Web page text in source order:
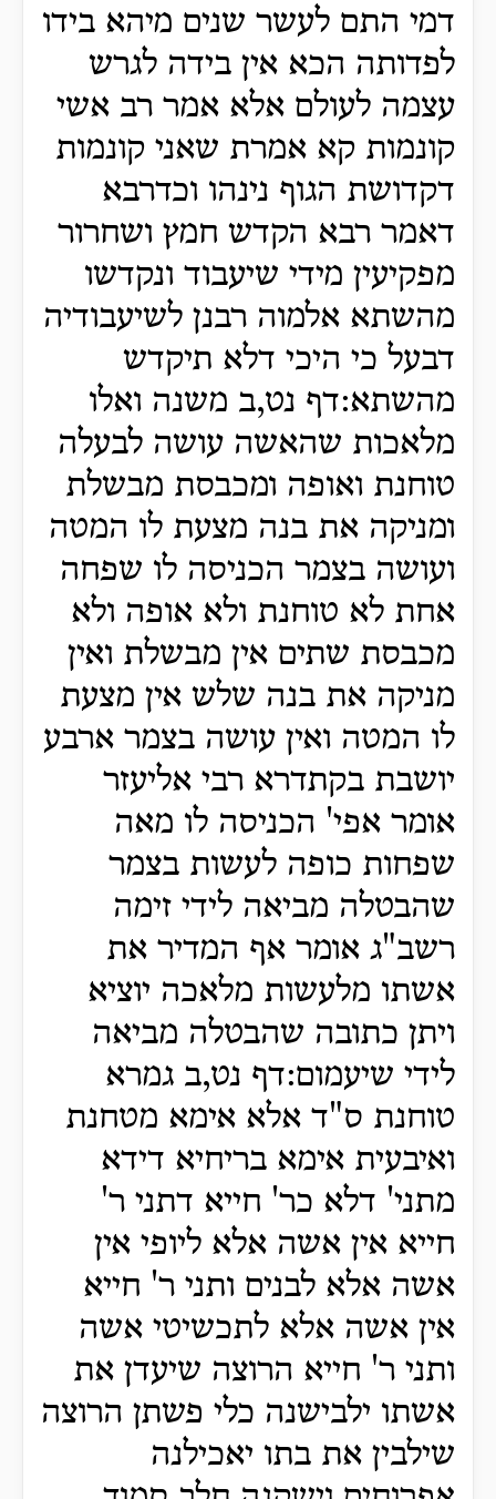
דמי התם לעשר שנים מיהא בידו
לפדותה הכא אין בידה לגרש
עצמה לעולם אלא אמר רב אשי
קונמות קא אמרת שאני קונמות
דקדושת הגוף נינהו וכדרבא
דאמר רבא הקדש חמץ ושחרור
מפקיעין מידי שיעבוד ונקדשו
מהשתא אלמוה רבנן לשיעבודיה
דבעל כי היכי דלא תיקדש
מהשתא:דף נט,ב משנה ואלו
מלאכות שהאשה עושה לבעלה
טוחנת ואופה ומכבסת מבשלת
ומניקה את בנה מצעת לו המטה
ועושה בצמר הכניסה לו שפחה
אחת לא טוחנת ולא אופה ולא
מכבסת שתים אין מבשלת ואין
מניקה את בנה שלש אין מצעת
לו המטה ואין עושה בצמר ארבע
יושבת בקתדרא רבי אליעזר
אומר אפי' הכניסה לו מאה
שפחות כופה לעשות בצמר
שהבטלה מביאה לידי זימה
רשב"ג אומר אף המדיר את
אשתו מלעשות מלאכה יוציא
ויתן כתובה שהבטלה מביאה
לידי שיעמום:דף נט,ב גמרא
טוחנת ס"ד אלא אימא מטחנת
ואיבעית אימא בריחיא דידא
מתני' דלא כר' חייא דתני ר'
חייא אין אשה אלא ליופי אין
אשה אלא לבנים ותני ר' חייא
אין אשה אלא לתכשיטי אשה
ותני ר' חייא הרוצה שיעדן את
אשתו ילבישנה כלי פשתן הרוצה
שילבין את בתו יאכילנה